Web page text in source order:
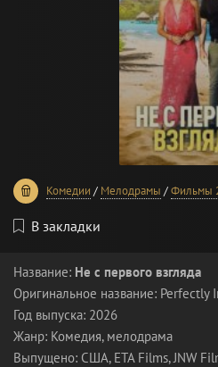
Комедии / Мелодрамы /Фильмы
0 1 2
В закладки
Название: Не с первого взгляда
Оригинальное название: Perfectly
Год выпуска: 2026
Жанр: Комедия, мелодрама
Выпущено: США, ETA Films, JNW